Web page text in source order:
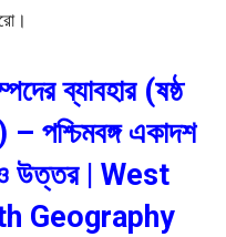
ব্যাবহার (ষষ্ঠ
পশ্চিমবঙ্গ একাদশ
ও উত্তর | West
Geography